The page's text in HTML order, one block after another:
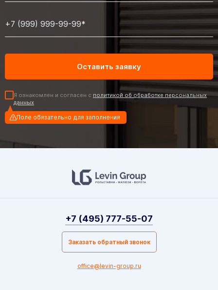
Я ознакомлен и согласен с политикой об обработке персональных
данных
Поле обязательно для заполнения
+7 (495) 777-55-07
Заказать обратный звонок
office@levin-group.ru